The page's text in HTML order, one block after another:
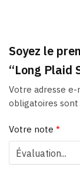
Soyez le
“Long Plaid
Votre adresse e-
obligatoires sont
Votre note *